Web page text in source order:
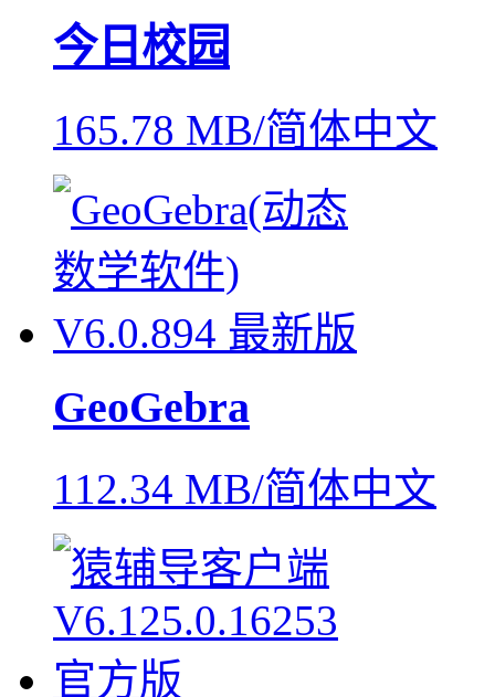
今日校园
165.78 MB/简体中文
GeoGebra
112.34 MB/简体中文